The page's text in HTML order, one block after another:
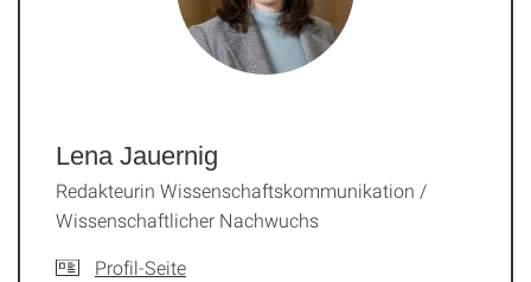
Lena Jauernig
Redakteurin Wissenschaftskommunikation /
Wissenschaftlicher Nachwuchs
Profil-Seite